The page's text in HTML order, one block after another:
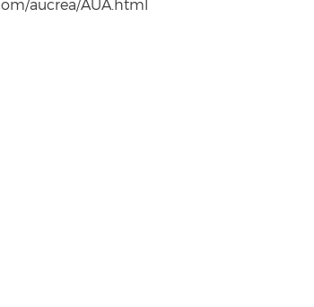
aucrea/AUA.html